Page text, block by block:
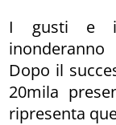
I gusti e i
Dopo il
20mila
ripresenta